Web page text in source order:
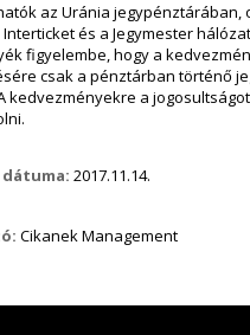
az Uránia jegypénztárában,
és a Jegymester
figyelembe, hogy a
csak a pénztárban történő
kedvezményekre a
2017.11.14.
Cikanek Management